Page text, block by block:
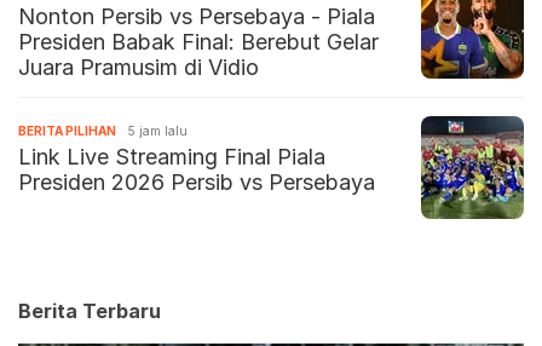
Nonton Persib vs Persebaya - Piala
Presiden Babak Final: Berebut Gelar
Juara Pramusim di Vidio
BERITA PILIHAN 5 jam lalu
Link Live Streaming Final Piala
Presiden 2026 Persib vs Persebaya
Berita Terbaru